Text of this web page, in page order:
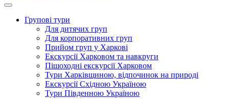
Групові тури
Для дитячих груп
Для корпоративних груп
Прийом груп у Харкові
Екскурсії Харковом та навкруги
Пішоходні екскурсії Харковом
Тури Харківщиною, відпочинок на природі
Екскурсії Східною Україною
Тури Південною Україною